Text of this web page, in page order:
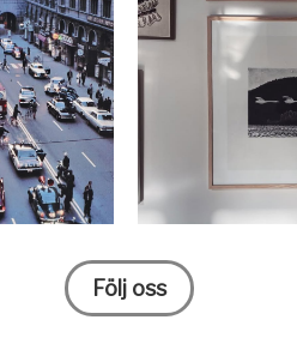
Följ oss